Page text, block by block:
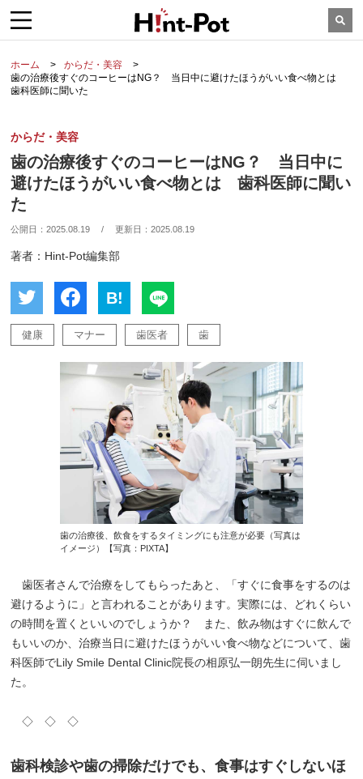
ホーム
からだ・美容
歯の治療後すぐのコーヒーはNG？ 当日中に避けたほうがいい食べ物とは
歯科医師に聞いた
からだ・美容
歯の治療後すぐのコーヒーはNG？ 当日中に
避けたほうがいい食べ物とは 歯科医師に聞い
た
公開日：2025.08.19 / 更新日：2025.08.19
著者：Hint-Pot編集部
B!
健康 マナー 歯医者 歯
歯の治療後、飲食をするタイミングにも注意が必要（写真は
イメージ）【写真：PIXTA】
歯医者さんで治療をしてもらったあと、「すぐに食事をするのは
避けるように」と言われることがあります。実際には、どれくらい
の時間を置くといいのでしょうか？ また、飲み物はすぐに飲んで
もいいのか、治療当日に避けたほうがいい食べ物などについて、歯
科医師でLily Smile Dental Clinic院長の相原弘一朗先生に伺いまし
た。
◇ ◇ ◇
歯科検診や歯の掃除だけでも、食事はすぐしないほ